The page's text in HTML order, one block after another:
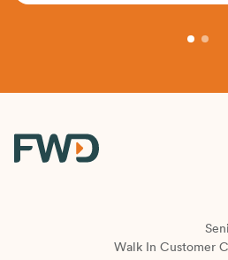
Walk In Customer